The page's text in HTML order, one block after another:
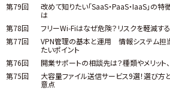
第79回
改めて知りたい「SaaS・PaaS・IaaS」の特
は
第78回 フリーWi-Fiはなぜ危険？リスクを軽減す
第77回
VPN管理の基本と運用 情報システム担
たいポイント
第76回 開業サポートの相談先は？種類やメリット
第75回
大容量ファイル送信サービス9選！選び方
意点